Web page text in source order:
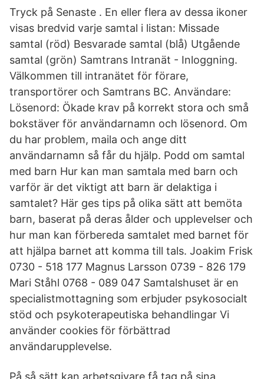
Tryck på Senaste . En eller flera av dessa ikoner
visas bredvid varje samtal i listan: Missade
samtal (röd) Besvarade samtal (blå) Utgående
samtal (grön) Samtrans Intranät - Inloggning.
Välkommen till intranätet för förare,
transportörer och Samtrans BC. Användare:
Lösenord: Ökade krav på korrekt stora och små
bokstäver för användarnamn och lösenord. Om
du har problem, maila och ange ditt
användarnamn så får du hjälp. Podd om samtal
med barn Hur kan man samtala med barn och
varför är det viktigt att barn är delaktiga i
samtalet? Här ges tips på olika sätt att bemöta
barn, baserat på deras ålder och upplevelser och
hur man kan förbereda samtalet med barnet för
att hjälpa barnet att komma till tals. Joakim Frisk
0730 - 518 177 Magnus Larsson 0739 - 826 179
Mari Ståhl 0768 - 089 047 Samtalshuset är en
specialistmottagning som erbjuder psykosocialt
stöd och psykoterapeutiska behandlingar Vi
använder cookies för förbättrad
användarupplevelse.
På så sätt kan arbetsgivare få tag på sina